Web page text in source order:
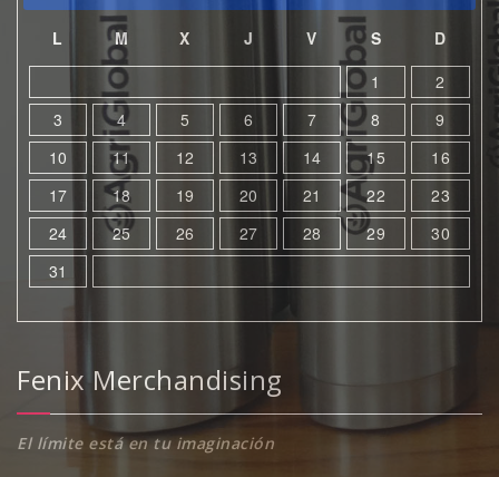
L M X J V S
D
1
2
3
4 5 6 7 8
9
10
11 12 13 14 15
16
17
18 19 20 21 22
23
24
25 26 27 28 29
30
31
Fenix Merchandising
El límite está en tu imaginación